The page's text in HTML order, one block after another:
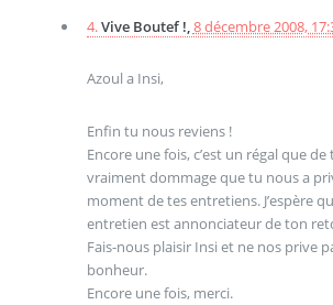
4.Vive Boutef !,8 décembre 2008,
Azoul a Insi,
Enfin tu nous reviens !
Encore une fois, c’est un régal que de
vraiment dommage que tu nous a
moment de tes entretiens. J’espère
entretien est annonciateur de ton
Fais-nous plaisir Insi et ne nos prive
bonheur.
Encore une fois, merci.